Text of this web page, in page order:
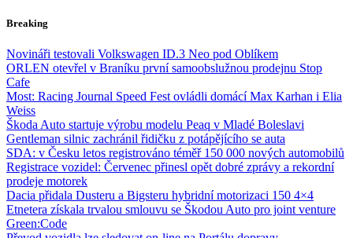
Skip
content
Breaking
Novináři testovali Volkswagen ID.3 Neo pod Oblíkem
ORLEN otevřel v Braníku první samoobslužnou prodejnu Stop
Cafe
Most: Racing Journal Speed Fest ovládli domácí Max Karhan i Elia
Weiss
Škoda Auto startuje výrobu modelu Peaq v Mladé Boleslavi
Gentleman silnic zachránil řidičku z potápějícího se auta
SDA: v Česku letos registrováno téměř 150 000 nových automobilů
Registrace vozidel: Červenec přinesl opět dobré zprávy a rekordní
prodeje motorek
Dacia přidala Dusteru a Bigsteru hybridní motorizaci 150 4×4
Etnetera získala trvalou smlouvu se Škodou Auto pro joint venture
Green:Code